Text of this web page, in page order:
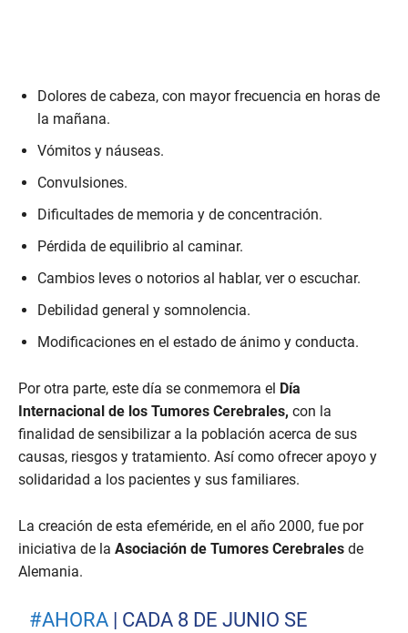
Dolores de cabeza, con mayor frecuencia en horas de
la mañana.
Vómitos y náuseas.
Convulsiones.
Dificultades de memoria y de concentración.
Pérdida de equilibrio al caminar.
Cambios leves o notorios al hablar, ver o escuchar.
Debilidad general y somnolencia.
Modificaciones en el estado de ánimo y conducta.
Por otra parte, este día se conmemora el Día
Internacional de los Tumores Cerebrales, con la
finalidad de sensibilizar a la población acerca de sus
causas, riesgos y tratamiento. Así como ofrecer apoyo y
solidaridad a los pacientes y sus familiares.
La creación de esta efeméride, en el año 2000, fue por
iniciativa de la Asociación de Tumores Cerebrales de
Alemania.
#AHORA | CADA 8 DE JUNIO SE